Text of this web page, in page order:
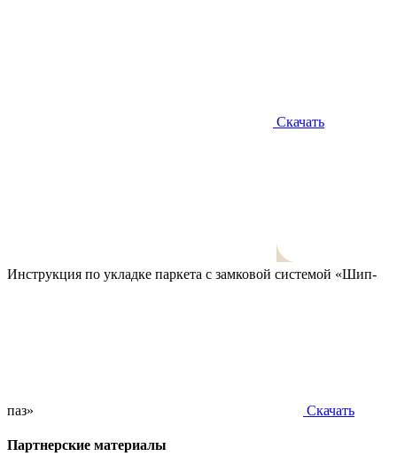
Скачать
Инструкция по укладке паркета с замковой системой «Шип-
паз» Скачать
Партнерские материалы